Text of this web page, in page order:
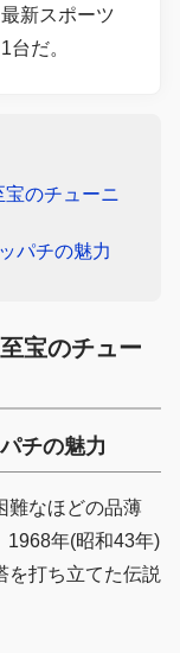
新スポーツ
だ。
宝のチューニ
パチの魅力
宝のチュー
チの魅力
難なほどの品薄
1968年(昭和43年)
を打ち立てた伝説